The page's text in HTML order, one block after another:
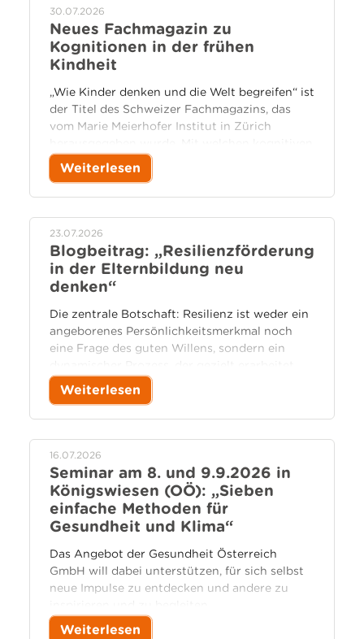
30.07.2026
Neues Fachmagazin zu
Kognitionen in der frühen
Kindheit
„Wie Kinder denken und die Welt begreifen“ ist
der Titel des Schweizer Fachmagazins, das
vom Marie Meierhofer Institut in Zürich
Kompetenzen kommt ein Kind zur Welt und
wie erforscht es als eigenaktiver Entdecker
seine Umwelt?
Weiterlesen
23.07.2026
Blogbeitrag: „Resilienzförderung
in der Elternbildung neu
denken“
Die zentrale Botschaft: Resilienz ist weder ein
angeborenes Persönlichkeitsmerkmal noch
eine Frage des guten Willens, sondern ein
werden muss – auf individueller, familiärer,
schulischer und gesellschaftlicher Ebene.
Resilienzförderung ist damit eine gemeinsame
der Lösung und nicht des Problems sind.
Weiterlesen
16.07.2026
Seminar am 8. und 9.9.2026 in
Königswiesen (OÖ): „Sieben
einfache Methoden für
Gesundheit und Klima“
Das Angebot der Gesundheit Österreich
GmbH will dabei unterstützen, für sich selbst
neue Impulse zu entdecken und andere zu
Weiterlesen